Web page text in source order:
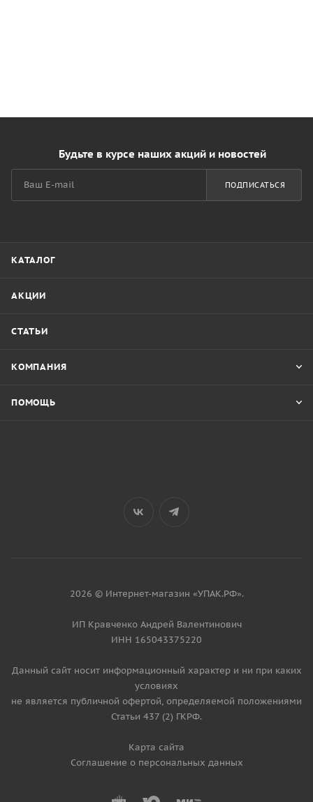
Будьте в курсе наших акций и новостей
ПОДПИСАТЬСЯ
КАТАЛОГ
АКЦИИ
СТАТЬИ
КОМПАНИЯ
ПОМОЩЬ
2026 © Интернет-магазин «УПАК.РФ».
ИП Кравченко Андрей Валентинович
ИНН 165043375220
Данный сайт носит информационный характер и ни при каких
условиях
не является публичной офертой, определяемой положениями
Статьи 437 (2) ГКРФ.
Карта сайта
Соглашение о персональных данных